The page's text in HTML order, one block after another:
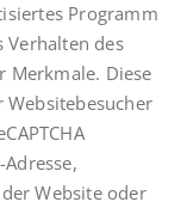
Programm
Verhalten des
Merkmale. Diese
Website oder